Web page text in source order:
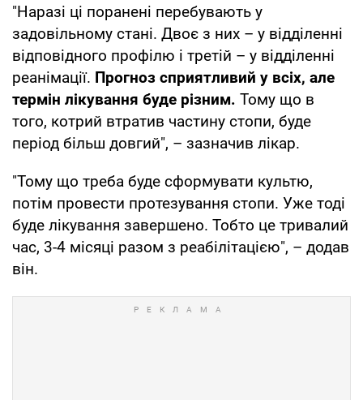
"Наразі ці поранені перебувають у
задовільному стані. Двоє з них – у відділенні
відповідного профілю і третій – у відділенні
реанімації. Прогноз сприятливий у всіх, але
термін лікування буде різним. Тому що в
того, котрий втратив частину стопи, буде
період більш довгий", – зазначив лікар.
"Тому що треба буде сформувати культю,
потім провести протезування стопи. Уже тоді
буде лікування завершено. Тобто це тривалий
час, 3-4 місяці разом з реабілітацією", – додав
він.